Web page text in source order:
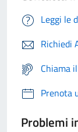
Leggi le
Richiedi
Chiama
Prenota
Problemi